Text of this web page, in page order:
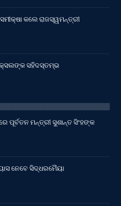
କଲେ ରାଜସ୍ୱମନ୍ତ୍ରୀ
ସହିଦସ୍ତମ୍ଭ
ପୂର୍ବତନ ମନ୍ତ୍ରୀ ସୁଶାନ୍ତ ସିଂହଙ୍କ
ନେବେ ସିଦ୍ଧରମୈୟା